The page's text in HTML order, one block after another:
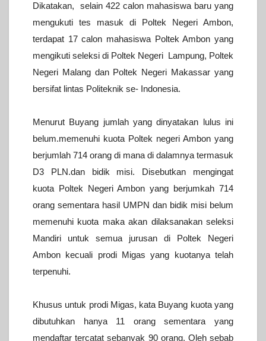
Dikatakan, selain 422 calon mahasiswa baru yang
mengukuti tes masuk di Poltek Negeri Ambon,
terdapat 17 calon mahasiswa Poltek Ambon yang
mengikuti seleksi di Poltek Negeri Lampung, Poltek
Negeri Malang dan Poltek Negeri Makassar yang
bersifat lintas Politeknik se- Indonesia.
Menurut Buyang jumlah yang dinyatakan lulus ini
belum.memenuhi kuota Poltek negeri Ambon yang
berjumlah 714 orang di mana di dalamnya termasuk
D3 PLN.dan bidik misi. Disebutkan mengingat
kuota Poltek Negeri Ambon yang berjumkah 714
orang sementara hasil UMPN dan bidik misi belum
memenuhi kuota maka akan dilaksanakan seleksi
Mandiri untuk semua jurusan di Poltek Negeri
Ambon kecuali prodi Migas yang kuotanya telah
terpenuhi.
Khusus untuk prodi Migas, kata Buyang kuota yang
dibutuhkan hanya 11 orang sementara yang
mendaftar tercatat sebanyak 90 orang. Oleh sebab